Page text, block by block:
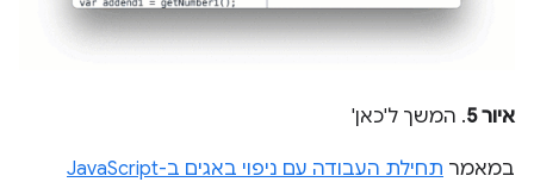
איור 5 . המשך ל'כאן'
במאמר תחילת העבודה עם ניפוי באגים ב-JavaScript